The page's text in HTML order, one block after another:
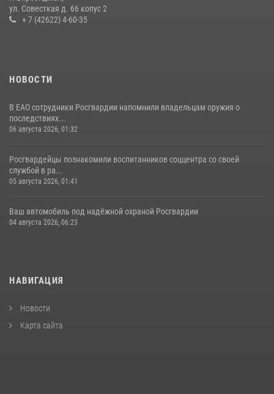
08 июля 2026, 04:54
ул. Совесткая д. 66 копус 2
+ 7 (42622) 4-60-35
НОВОСТИ
В ЕАО сотрудники Росгвардии напомнили владельцам оружия о
последствиях...
06 августа 2026, 01:32
Росгвардейцы познакомили воспитанников соццентра со своей
службой в ра...
05 августа 2026, 01:41
Ваш автомобиль под надёжной охраной Росгвардии
04 августа 2026, 06:23
НАВИГАЦИЯ
Новости
Карта сайта